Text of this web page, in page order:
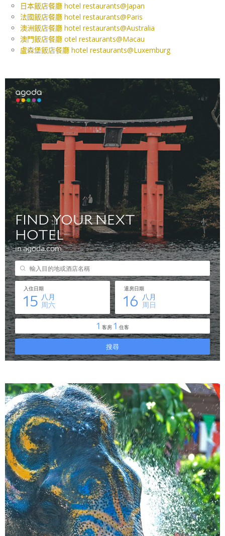
日本飯店餐廳 hotel restaurants@Japan
法國飯店餐廳 hotel restaurants@Paris
澳洲飯店餐廳 hotel restaurants@Australia
澳門飯店餐廳 otel restaurants@Macau
盧森堡飯店餐廳 hotel restaurants@Luxemburg